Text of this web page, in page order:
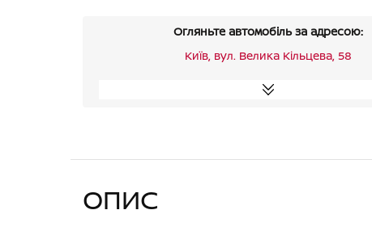
Огляньте автомобіль за адресою:
Київ, вул. Велика Кільцева, 58
ОПИС